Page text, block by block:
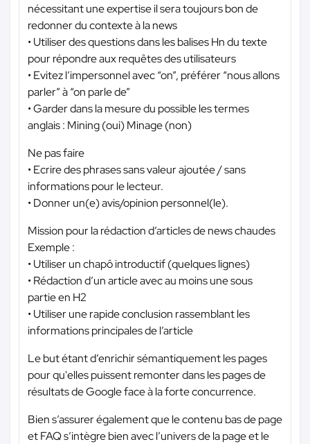
nécessitant une expertise il sera toujours bon de
redonner du contexte à la news
• Utiliser des questions dans les balises Hn du texte
pour répondre aux requêtes des utilisateurs
• Evitez l’impersonnel avec “on”, préférer “nous allons
parler” à “on parle de”
• Garder dans la mesure du possible les termes
anglais : Mining (oui) Minage (non)
Ne pas faire
• Ecrire des phrases sans valeur ajoutée / sans
informations pour le lecteur.
• Donner un(e) avis/opinion personnel(le).
Mission pour la rédaction d’articles de news chaudes
Exemple :
• Utiliser un chapô introductif (quelques lignes)
• Rédaction d’un article avec au moins une sous
partie en H2
• Utiliser une rapide conclusion rassemblant les
informations principales de l’article
Le but étant d’enrichir sémantiquement les pages
pour qu'elles puissent remonter dans les pages de
résultats de Google face à la forte concurrence.
Bien s’assurer également que le contenu bas de page
et FAQ s’intègre bien avec l’univers de la page et le